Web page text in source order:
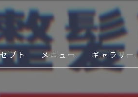
プト メニュー ギャラリー